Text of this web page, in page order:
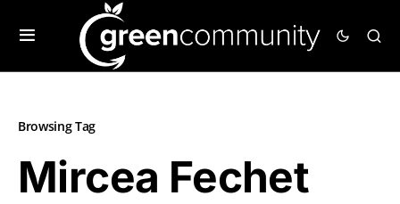
Browsing Tag
Mircea Fechet